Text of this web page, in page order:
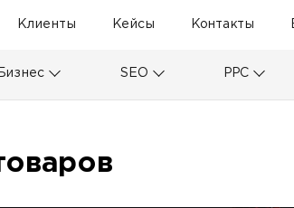
Клиенты Кейсы Контакты
Бизнес SEO PPC